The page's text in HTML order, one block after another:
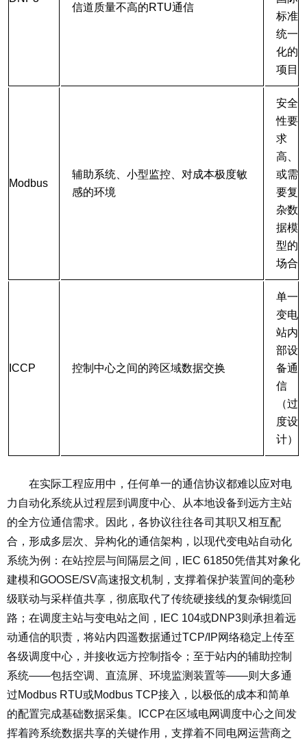
信道质量不高的RTU通信
标准
统一
化的
项目
Modbus
辅助系统、小型监控、对成本极度敏
感的环境
安全
性要
求
高、
或需
要复
杂数
据模
型的
场合
ICCP 控制中心之间的跨区域数据交换
单一
变电
站内
部设
备通
信
（过
度设
计）
在实际工程应用中，任何单一的通信协议都难以应对电
力自动化系统从过程层到调度中心、从本地设备到远方主站
的全方位通信需求。因此，各协议往往各司其职又相互配
合，形成多层次、异构化的通信架构，以现代变电站自动化
系统为例：在站控层与间隔层之间，IEC 61850凭借其对象化
建模和GOOSE/SV高速报文机制，支撑着保护装置间的毫秒
级联动与采样值共享，彻底取代了传统硬接线的复杂铜缆回
路；在调度主站与变电站之间，IEC 104或DNP3则承担着远
动通信的职责，将站内四遥数据通过TCP/IP网络稳定上传至
各级调度中心，并接收远方控制指令；至于站内的辅助控制
系统——包括空调、直流屏、环境监测装置等——则大多通
过Modbus RTU或Modbus TCP接入，以极低的成本和简单
的配置完成基础数据采集。ICCP在区域电网调度中心之间发
挥着跨系统数据共享的关键作用，支撑着不同电网运营商之